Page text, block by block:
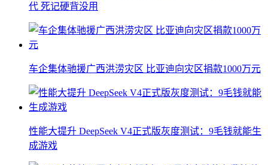
代 死记硬背没用
车企集体驰援广西洪涝灾区 比亚迪向灾区捐款1000万元
性能大提升 DeepSeek V4正式版灰度测试：9毛钱就能生
成游戏